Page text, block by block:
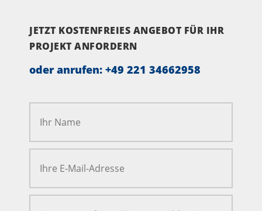
JETZT KOSTENFREIES ANGEBOT FÜR IHR
PROJEKT ANFORDERN
oder anrufen: +49 221 34662958